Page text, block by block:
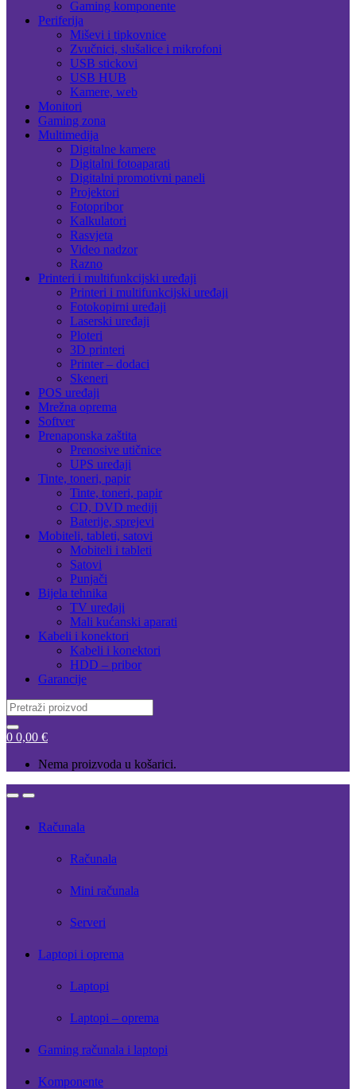
Gaming komponente
Periferija
Miševi i tipkovnice
Zvučnici, slušalice i mikrofoni
USB stickovi
USB HUB
Kamere, web
Monitori
Gaming zona
Multimedija
Digitalne kamere
Digitalni fotoaparati
Digitalni promotivni paneli
Projektori
Fotopribor
Kalkulatori
Rasvjeta
Video nadzor
Razno
Printeri i multifunkcijski uređaji
Printeri i multifunkcijski uređaji
Fotokopirni uređaji
Laserski uređaji
Ploteri
3D printeri
Printer – dodaci
Skeneri
POS uređaji
Mrežna oprema
Softver
Prenaponska zaštita
Prenosive utičnice
UPS uređaji
Tinte, toneri, papir
Tinte, toneri, papir
CD, DVD mediji
Baterije, sprejevi
Mobiteli, tableti, satovi
Mobiteli i tableti
Satovi
Punjači
Bijela tehnika
TV uređaji
Mali kućanski aparati
Kabeli i konektori
Kabeli i konektori
HDD – pribor
Garancije
Search
for:
0 0,00 €
Nema proizvoda u košarici.
OpenClose
Računala
Računala
Mini računala
Serveri
Laptopi i oprema
Laptopi
Laptopi – oprema
Gaming računala i laptopi
Komponente